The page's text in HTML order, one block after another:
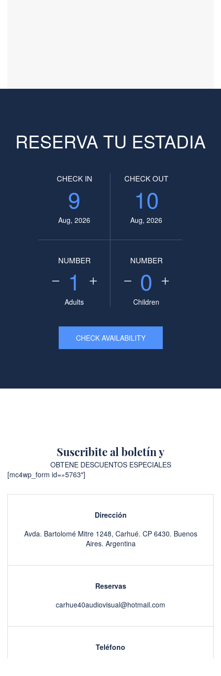
RESERVA TU ESTADIA
CHECK IN
9
Aug, 2026
CHECK OUT
10
Aug, 2026
NUMBER
1
Adults
NUMBER
0
Children
CHECK AVAILABILITY
Suscribite al boletín y
OBTENE DESCUENTOS ESPECIALES
[mc4wp_form id=»5763″]
Dirección
Avda. Bartolomé Mitre 1248, Carhué. CP 6430. Buenos
Aires. Argentina
Reservas
carhue40audiovisual@hotmail.com
Teléfono